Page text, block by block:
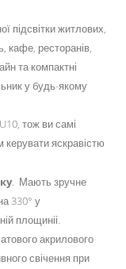
підсвітки житлових,
кафе, ресторанів,
та компактні
у будь-якому
тож ви самі
яскравістю
. Мають зручне
330° у
площиніі.
акрилового
свічення при